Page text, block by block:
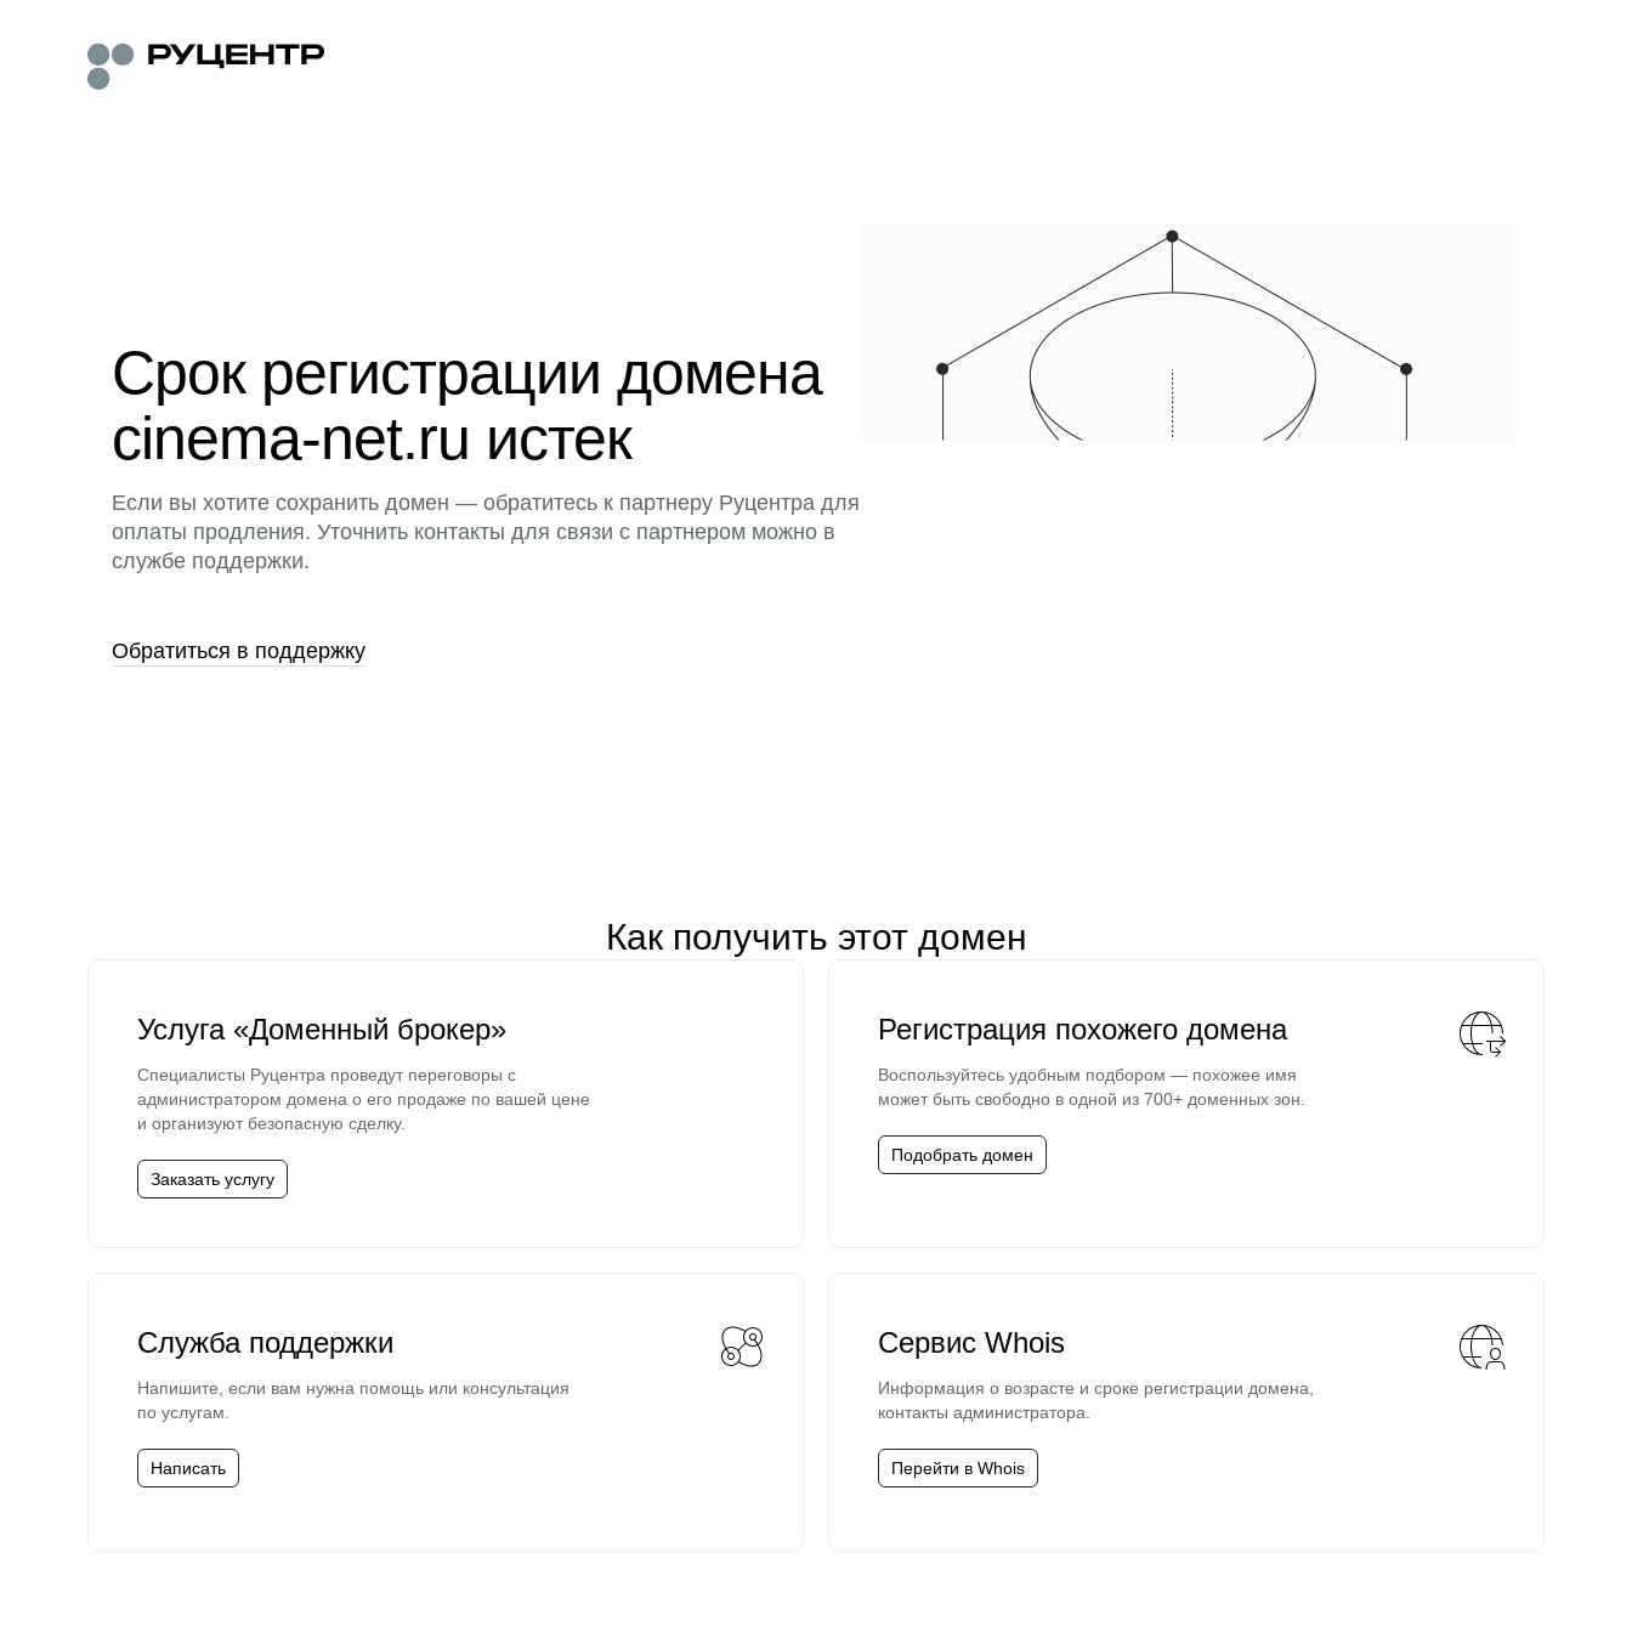
Срок регистрации домена
cinema-net.ru истек
Если вы хотите сохранить домен — обратитесь к партнеру Руцентра для
оплаты продления. Уточнить контакты для связи с партнером можно в
службе поддержки.
Обратиться в поддержку
Как получить этот домен
Услуга «Доменный брокер»
Специалисты Руцентра проведут переговоры с
администратором домена о его продаже по вашей цене
и организуют безопасную сделку.
Заказать услугу
Регистрация похожего домена
Воспользуйтесь удобным подбором — похожее имя
может быть свободно в одной из 700+ доменных зон.
Подобрать домен
Служба поддержки
Напишите, если вам нужна помощь или консультация
по услугам.
Написать
Сервис Whois
Информация о возрасте и сроке регистрации домена,
контакты администратора.
Перейти в Whois